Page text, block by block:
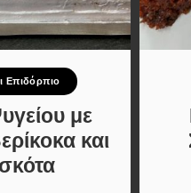
Σνακ
Επιδόρπιο
με
και